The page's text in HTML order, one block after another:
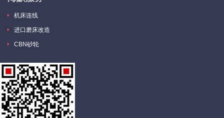
机床连线
进口磨床改造
CBN砂轮